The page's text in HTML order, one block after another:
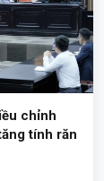
chỉnh
tính răn